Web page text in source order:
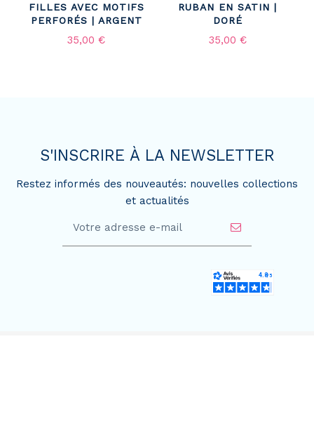
FILLES AVEC MOTIFS
PERFORÉS | ARGENT
35,00 €
RUBAN EN SATIN |
DORÉ
35,00 €
S'INSCRIRE À LA NEWSLETTER
Restez informés des nouveautés: nouvelles collections
et actualités